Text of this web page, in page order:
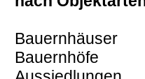
Bauernhäuser
Bauernhöfe